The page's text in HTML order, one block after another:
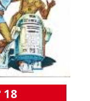
18